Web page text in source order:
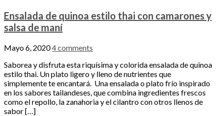
Ensalada de quinoa estilo thai con camarones y
salsa de maní
Mayo 6, 20204 comments
Saborea y disfruta esta riquísima y colorida ensalada de quinoa
estilo thai. Un plato ligero y lleno de nutrientes que
simplemente te encantará. Una ensalada o plato frío inspirado
en los sabores tailandeses, que combina ingredientes frescos
como el repollo, la zanahoria y el cilantro con otros llenos de
sabor […]